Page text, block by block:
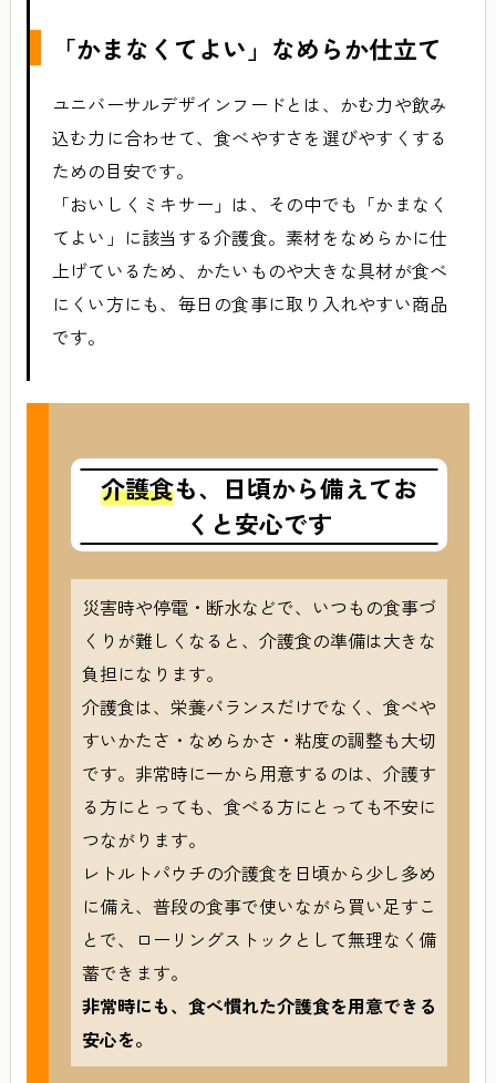
「かまなくてよい」なめらか仕立て
ユニバーサルデザインフードとは、かむ力や飲み
込む力に合わせて、食べやすさを選びやすくする
ための目安です。
「おいしくミキサー」は、その中でも「かまなく
てよい」に該当する介護食。素材をなめらかに仕
上げているため、かたいものや大きな具材が食べ
にくい方にも、毎日の食事に取り入れやすい商品
です。
介護食も、日頃から備えてお
くと安心です
災害時や停電・断水などで、いつもの食事づ
くりが難しくなると、介護食の準備は大きな
負担になります。
介護食は、栄養バランスだけでなく、食べや
すいかたさ・なめらかさ・粘度の調整も大切
です。非常時に一から用意するのは、介護す
る方にとっても、食べる方にとっても不安に
つながります。
レトルトパウチの介護食を日頃から少し多め
に備え、普段の食事で使いながら買い足すこ
とで、ローリングストックとして無理なく備
蓄できます。
非常時にも、食べ慣れた介護食を用意できる
安心を。